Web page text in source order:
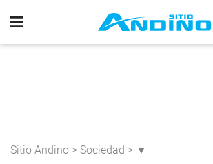
Sitio Andino > Sociedad > ▼